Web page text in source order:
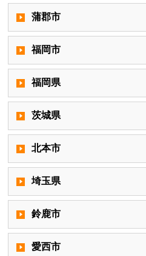
蒲郡市
福岡市
福岡県
茨城県
北本市
埼玉県
鈴鹿市
愛西市